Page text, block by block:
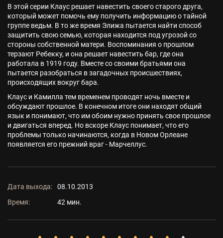
В этой серии Клаус решает навестить своего старого друга,
который может помочь ему получить информацию о тайной
группе ведьм. В то же время Элижа пытается найти способ
защитить свою семью, которая находится под угрозой со
стороны собственной матери. Воспоминания о прошлом
терзают Ребекку, и она решает навестить бар, где она
работала в 1919 году. Вместе со своими братьями она
пытается разобраться в загадочных происшествиях,
происходящих вокруг бара.
Клаус и Камилла тем временем проводят ночь вместе и
обсуждают прошлое. В конечном итоге они находят общий
язык и понимают, что им обоим нужно принять свое прошлое
и двигаться вперед. Но вскоре Клаус понимает, что его
проблемы только начинаются, когда в Новом Орлеане
появляется его прежний враг - Марчеллус.
Дата выхода:
08.10.2013
Время:
42 мин.